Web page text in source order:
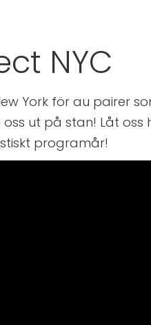
NYC
York för au pairer
ut på stan! Låt oss
programår!